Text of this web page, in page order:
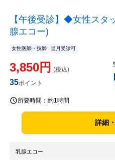
【午後受診】◆女性ス
腺エコー)
女性医師・技師 当月受診可
3,850円 (税込)
35ポイント
所要時間： 約1時間
詳細
乳腺エコー